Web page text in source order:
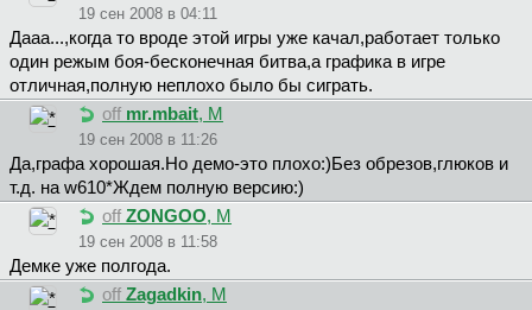
19 сен 2008 в 04:11
Дааа...,когда то вроде этой игры уже качал,работает только
один режым боя-бесконечная битва,а графика в игре
отличная,полную неплохо было бы сиграть.
off mr.mbait, М
19 сен 2008 в 11:26
Да,графа хорошая.Но демо-это плохо:)Без обрезов,глюков и
т.д. на w610*Ждем полную версию:)
off ZONGOO, М
19 сен 2008 в 11:58
Демке уже полгода.
off Zagadkin, М